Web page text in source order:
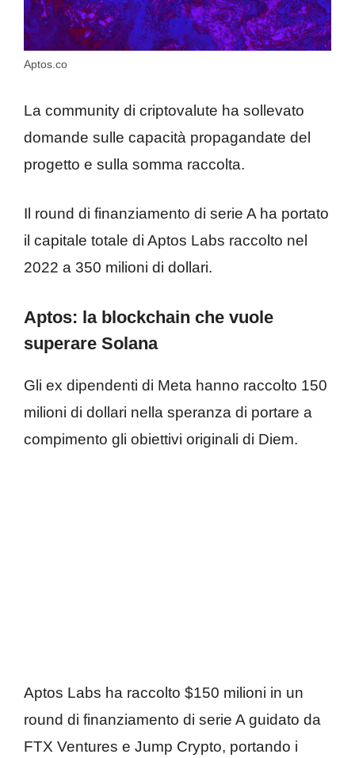
Aptos.co
La community di criptovalute ha sollevato
domande sulle capacità propagandate del
progetto e sulla somma raccolta.
Il round di finanziamento di serie A ha portato
il capitale totale di Aptos Labs raccolto nel
2022 a 350 milioni di dollari.
Aptos: la blockchain che vuole
superare Solana
Gli ex dipendenti di Meta hanno raccolto 150
milioni di dollari nella speranza di portare a
compimento gli obiettivi originali di Diem.
Aptos Labs ha raccolto $150 milioni in un
round di finanziamento di serie A guidato da
FTX Ventures e Jump Crypto, portando i